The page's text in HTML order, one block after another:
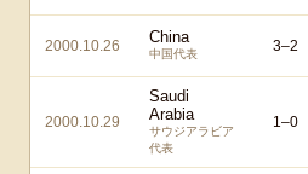
2000.10.26 China
中国代表 3–2
2000.10.29
Saudi
Arabia
サウジアラビア
代表
1–0